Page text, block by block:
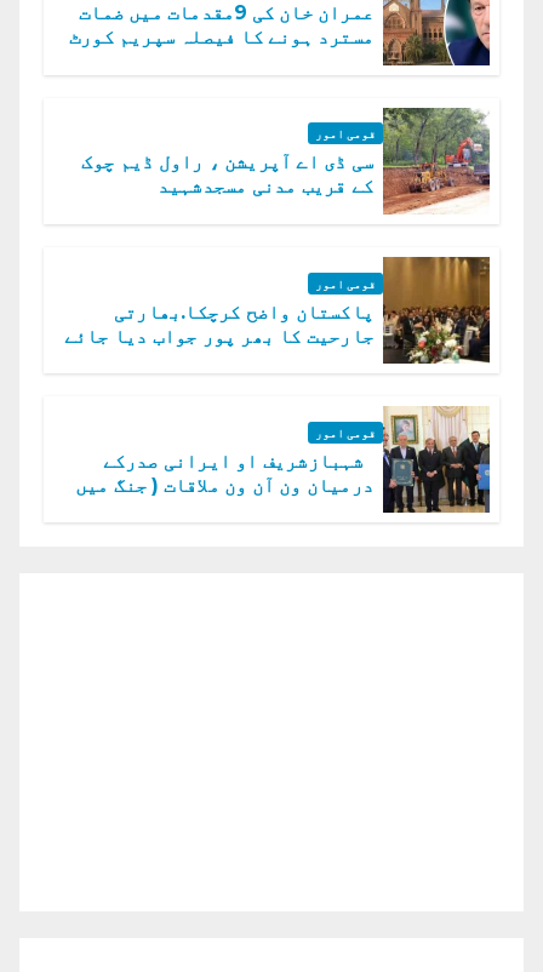
عمران خان کی 9مقدمات میں ضمات
مسترد ہونے کا فیصلہ سپریم کورٹ
قومی امور
سی ڈی اے آپریشن ، راول ڈیم چوک
کے قریب مدنی مسجدشہید
قومی امور
پاکستان واضح کرچکا.بھارتی
جارحیت کا بھر پور جواب دیا جائے
قومی امور
شہبازشریف او ایرانی صدرکے
درمیان ون آن ون ملاقات ( جنگ میں